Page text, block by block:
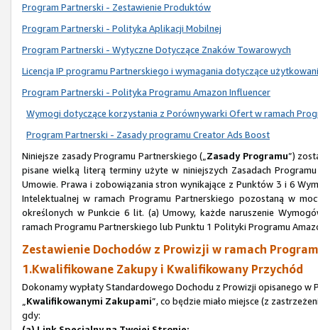
Program Partnerski - Zestawienie Produktów
Program Partnerski - Polityka Aplikacji Mobilnej
Program Partnerski - Wytyczne Dotyczące Znaków Towarowych
Licencja IP programu Partnerskiego i wymagania dotyczące
Program Partnerski - Polityka Programu Amazon Influencer
Wymogi dotyczące korzystania z Porównywarki Ofert w ramach
Program Partnerski - Zasady programu Creator Ads Boost
Niniejsze zasady Programu Partnerskiego („Zasady Programu”)
pisane wielką literą terminy użyte w niniejszych Zasadach
Umowie. Prawa i zobowiązania stron wynikające z Punktów 3 i 6
Intelektualnej w ramach Programu Partnerskiego pozostaną w
określonych w Punkcie 6 lit. (a) Umowy, każde naruszenie
ramach Programu Partnerskiego lub Punktu 1 Polityki Programu
Zestawienie Dochodów z Prowizji w ramach
1.Kwalifikowane Zakupy i Kwalifikowany Przychód
Dokonamy wypłaty Standardowego Dochodu z Prowizji opisanego
Kwalifikowanymi Zakupami”, co będzie miało miejsce (z
gdy: